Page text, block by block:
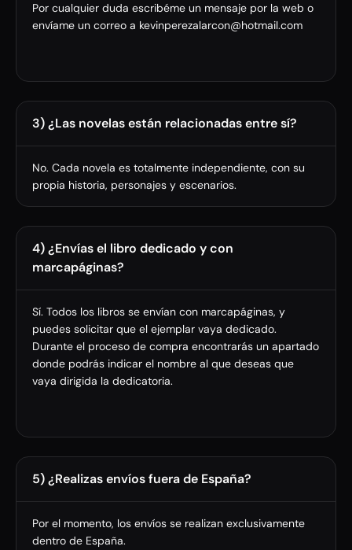
Por cualquier duda escribéme un mensaje por la web o
envíame un correo a kevinperezalarcon@hotmail.com
3) ¿Las novelas están relacionadas entre sí?
No. Cada novela es totalmente independiente, con su
propia historia, personajes y escenarios.
4) ¿Envías el libro dedicado y con
marcapáginas?
Sí. Todos los libros se envían con marcapáginas, y
puedes solicitar que el ejemplar vaya dedicado.
Durante el proceso de compra encontrarás un apartado
donde podrás indicar el nombre al que deseas que
vaya dirigida la dedicatoria.
5) ¿Realizas envíos fuera de España?
Por el momento, los envíos se realizan exclusivamente
dentro de España.